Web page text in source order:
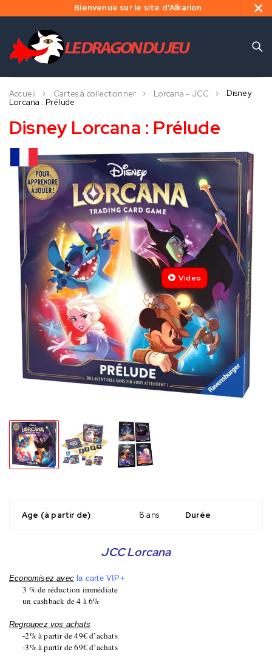
Bienvenue sur le site d'Alkarion.
Accueil Cartes à collectionner Lorcana - JCC
Disney
Lorcana : Prélude
Disney Lorcana : Prélude
Video
Age (à partir de) 8 ans Durée
JCC Lorcana
Economisez avec la carte VIP+
3 % de réduction immédiate
un cashback de 4 à 6%
Regroupez vos achats
-2% à partir de 49€ d’achats
-3% à partir de 69€ d’achats